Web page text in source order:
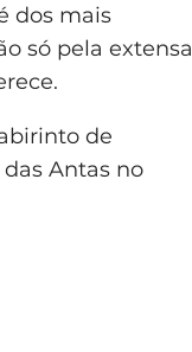
dos mais
só pela extensa
de
Antas no